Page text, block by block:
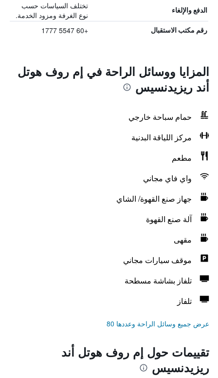
الدفع والإلغاء
تختلف السياسات حسب
نوع الغرفة ومزود الخدمة.
رقم مكتب الاستقبال +60 5547 1777
المزايا ووسائل الراحة في إم روف هوتل
أند ريزيدنسيس
حمام سباحة خارجي
مركز اللياقة البدنية
مطعم
واي فاي مجاني
جهاز صنع القهوة/ الشاي
آلة صنع القهوة
مقهى
موقف سيارات مجاني
تلفاز بشاشة مسطحة
تلفاز
عرض جميع وسائل الراحة وعددها 80
تقييمات حول إم روف هوتل أند
ريزيدنسيس